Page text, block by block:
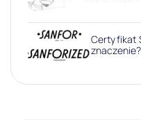
Certyfikat
znaczenie?